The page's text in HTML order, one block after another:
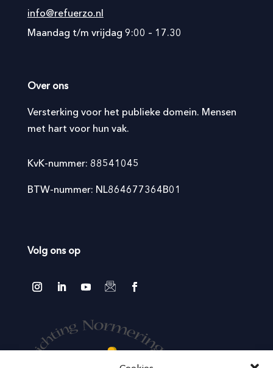
info@refuerzo.nl
Maandag t/m vrijdag 9:00 – 17.30
Over ons
Versterking voor het publieke domein. Mensen
met hart voor hun vak.
KvK-nummer: 88541045
BTW-nummer: NL864677364B01
Volg ons op